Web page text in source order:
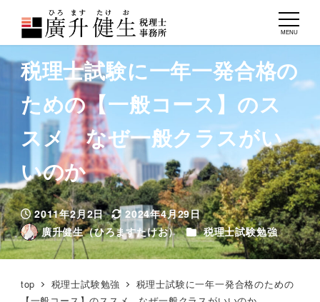
MENU
税理士試験に一年一発合格の
ための【一般コース】のス
スメ なぜ一般クラスがい
いのか
投稿日
2011年2月2日
更新日
2024年4月29日
著
者
廣升健生（ひろますたけお） カテゴリー
税理士試験勉強
top 税理士試験勉強
税理士試験に一年一発合格のための